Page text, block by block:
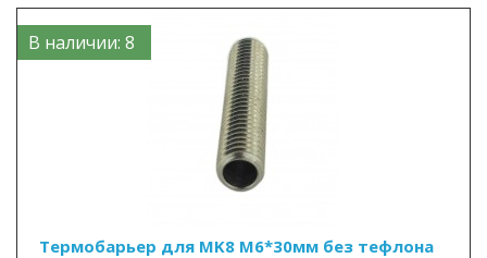
В наличии: 8
Термобарьер для MK8 М6*30мм без тефлона